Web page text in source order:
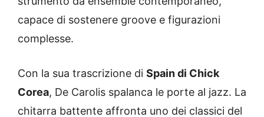
capace di sostenere groove e figurazioni
complesse.
Con la sua trascrizione di Spain di Chick
Corea, De Carolis spalanca le porte al jazz. La
chitarra battente affronta uno dei classici del